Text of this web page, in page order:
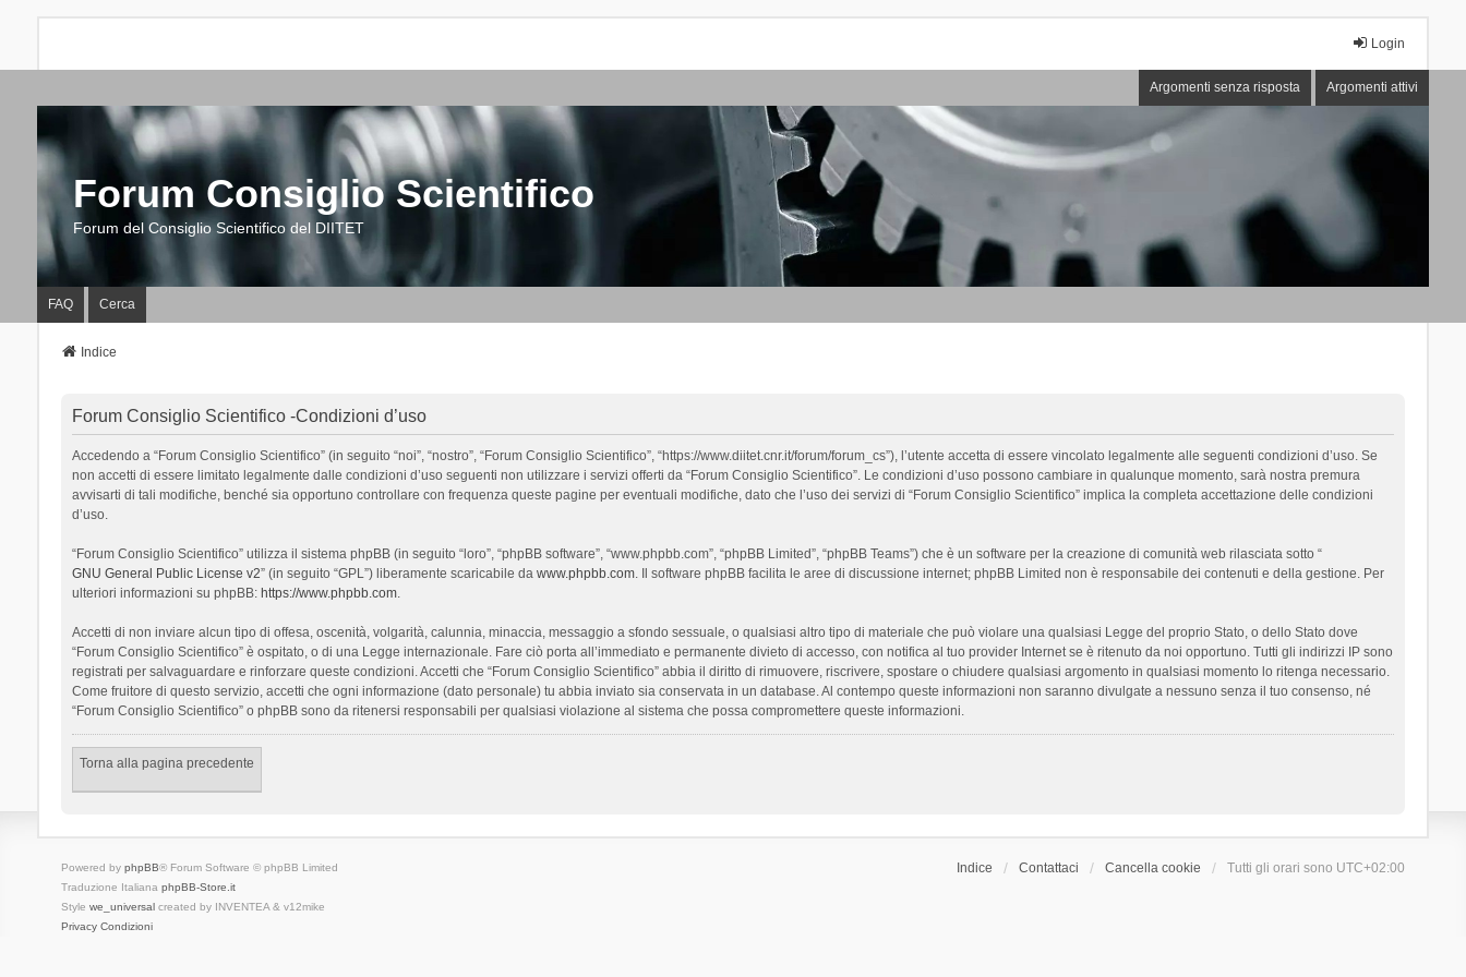
Login
Argomenti senza risposta Argomenti attivi
Forum Consiglio Scientifico
Forum del Consiglio Scientifico del DIITET
FAQ Cerca
Indice
Forum Consiglio Scientifico -Condizioni d’uso
Accedendo a “Forum Consiglio Scientifico” (in seguito “noi”, “nostro”, “Forum Consiglio Scientifico”, “https://www.diitet.cnr.it/forum/forum_cs”), l’utente accetta di essere vincolato legalmente alle seguenti condizioni d’uso. Se
non accetti di essere limitato legalmente dalle condizioni d’uso seguenti non utilizzare i servizi offerti da “Forum Consiglio Scientifico”. Le condizioni d’uso possono cambiare in qualunque momento, sarà nostra premura
avvisarti di tali modifiche, benché sia opportuno controllare con frequenza queste pagine per eventuali modifiche, dato che l’uso dei servizi di “Forum Consiglio Scientifico” implica la completa accettazione delle condizioni
d’uso.
“Forum Consiglio Scientifico” utilizza il sistema phpBB (in seguito “loro”, “phpBB software”, “www.phpbb.com”, “phpBB Limited”, “phpBB Teams”) che è un software per la creazione di comunità web rilasciata sotto “
GNU General Public License v2” (in seguito “GPL”) liberamente scaricabile da www.phpbb.com. Il software phpBB facilita le aree di discussione internet; phpBB Limited non è responsabile dei contenuti e della gestione. Per
ulteriori informazioni su phpBB: https://www.phpbb.com.
Accetti di non inviare alcun tipo di offesa, oscenità, volgarità, calunnia, minaccia, messaggio a sfondo sessuale, o qualsiasi altro tipo di materiale che può violare una qualsiasi Legge del proprio Stato, o dello Stato dove
“Forum Consiglio Scientifico” è ospitato, o di una Legge internazionale. Fare ciò porta all’immediato e permanente divieto di accesso, con notifica al tuo provider Internet se è ritenuto da noi opportuno. Tutti gli indirizzi IP sono
registrati per salvaguardare e rinforzare queste condizioni. Accetti che “Forum Consiglio Scientifico” abbia il diritto di rimuovere, riscrivere, spostare o chiudere qualsiasi argomento in qualsiasi momento lo ritenga necessario.
Come fruitore di questo servizio, accetti che ogni informazione (dato personale) tu abbia inviato sia conservata in un database. Al contempo queste informazioni non saranno divulgate a nessuno senza il tuo consenso, né
“Forum Consiglio Scientifico” o phpBB sono da ritenersi responsabili per qualsiasi violazione al sistema che possa compromettere queste informazioni.
Torna alla pagina precedente
Indice Contattaci Cancella cookie Tutti gli orari sono UTC+02:00
Powered by phpBB® Forum Software © phpBB Limited
Traduzione Italiana phpBB-Store.it
Style we_universalcreated by INVENTEA & v12mike
Privacy Condizioni